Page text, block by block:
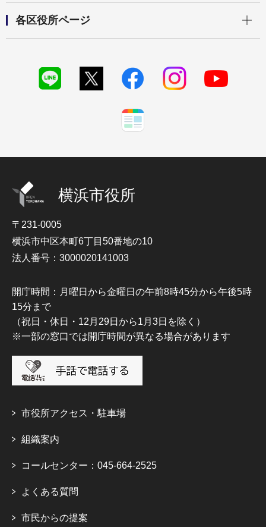
各区役所ページ
横浜市役所
〒231-0005
横浜市中区本町6丁目50番地の10
法人番号：3000020141003
開庁時間：月曜日から金曜日の午前8時45分から午後5時
15分まで
（祝日・休日・12月29日から1月3日を除く）
※一部の窓口では開庁時間が異なる場合があります
市役所アクセス・駐車場
組織案内
コールセンター：045-664-2525
よくある質問
市民からの提案